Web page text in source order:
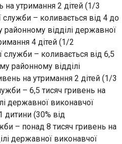
на утримання 2 дітей (1/3
– коливається від 4 до
відділі державної
4 дітей (1/2
– коливається від 6,5
районному відділі
на утримання 2 дітей (1/3
– 6,5 тисяч гривень на
державної виконавчої
дитини (30% від
– понад 8 тисяч гривень на
державної виконавчої